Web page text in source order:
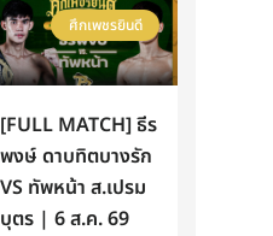
ศึกเพชรยินดี
[FULL MATCH] ธีร
พงษ์ ดาบทิตบางรัก
VS ทัพหน้า ส.เปรม
บุตร | 6 ส.ค. 69